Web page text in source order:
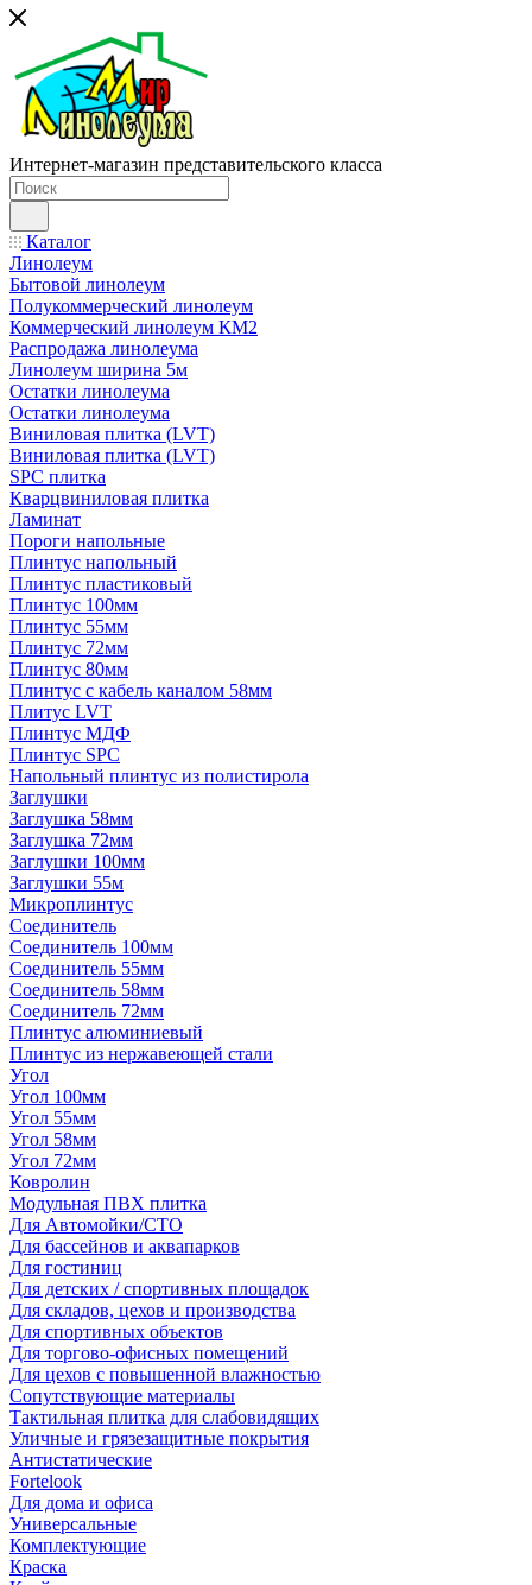
Интернет-магазин представительского класса
Каталог
Линолеум
Бытовой линолеум
Полукоммерческий линолеум
Коммерческий линолеум КМ2
Распродажа линолеума
Линолеум ширина 5м
Остатки линолеума
Остатки линолеума
Виниловая плитка (LVT)
Виниловая плитка (LVT)
SPC плитка
Кварцвиниловая плитка
Ламинат
Пороги напольные
Плинтус напольный
Плинтус пластиковый
Плинтус 100мм
Плинтус 55мм
Плинтус 72мм
Плинтус 80мм
Плинтус с кабель каналом 58мм
Плитус LVT
Плинтус МДФ
Плинтус SPC
Напольный плинтус из полистирола
Заглушки
Заглушка 58мм
Заглушка 72мм
Заглушки 100мм
Заглушки 55м
Микроплинтус
Соединитель
Соединитель 100мм
Соединитель 55мм
Соединитель 58мм
Соединитель 72мм
Плинтус алюминиевый
Плинтус из нержавеющей стали
Угол
Угол 100мм
Угол 55мм
Угол 58мм
Угол 72мм
Ковролин
Модульная ПВХ плитка
Для Автомойки/СТО
Для бассейнов и аквапарков
Для гостиниц
Для детских / спортивных площадок
Для складов, цехов и производства
Для спортивных объектов
Для торгово-офисных помещений
Для цехов с повышенной влажностью
Сопутствующие материалы
Тактильная плитка для слабовидящих
Уличные и грязезащитные покрытия
Антистатические
Fortelook
Для дома и офиса
Универсальные
Комплектующие
Краска